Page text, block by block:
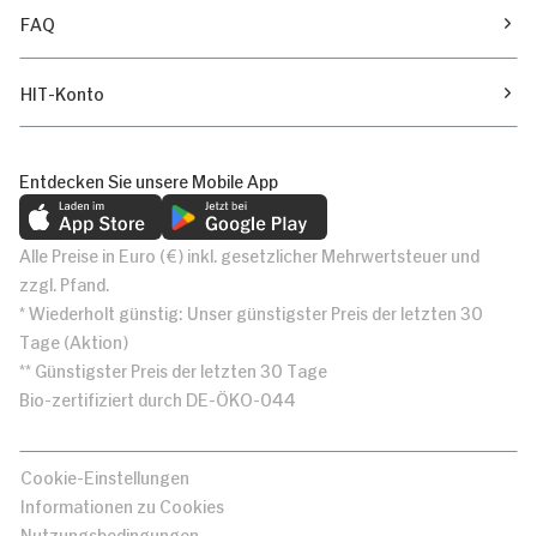
FAQ
HIT-Konto
Entdecken Sie unsere Mobile App
Alle Preise in Euro (€) inkl. gesetzlicher Mehrwertsteuer und
zzgl. Pfand.
* Wiederholt günstig: Unser günstigster Preis der letzten 30
Tage (Aktion)
** Günstigster Preis der letzten 30 Tage
Bio-zertifiziert durch DE-ÖKO-044
Cookie-Einstellungen
Informationen zu Cookies